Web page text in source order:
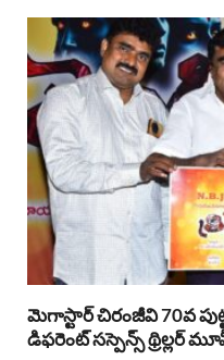
మెగాస్టార్ చిరంజీవి 70వ
డిఫరెంట్ సస్పెన్స్ థ్రిల్లర్